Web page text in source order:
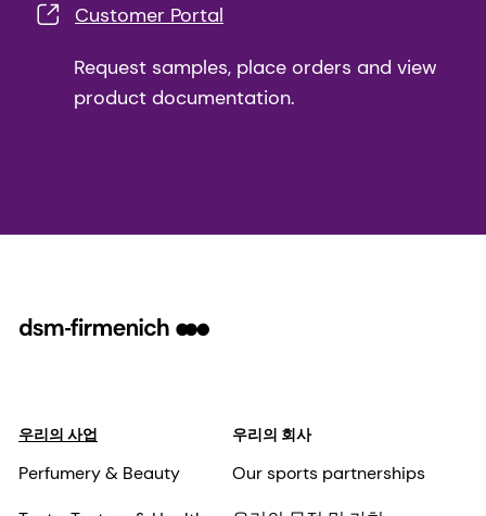
Customer Portal
Request samples, place orders and view
product documentation.
우리의 사업
Perfumery & Beauty
우리의 회사
Our sports partnerships